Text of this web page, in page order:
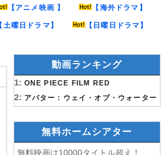
【アニメ映画 】 【海外ドラマ】
【土曜日ドラマ】 【日曜日ドラマ】
動画ランキング
1: ONE PIECE FILM RED
2: アバター：ウェイ・オブ・ウォーター
無料ホームシアター
無料映画は10000タイトル超え！